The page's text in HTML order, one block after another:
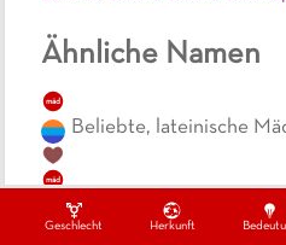
Geschlecht Herkunft
Ähnliche Namen
mäd
Beliebte, lateinische
mäd
Top, lateinische